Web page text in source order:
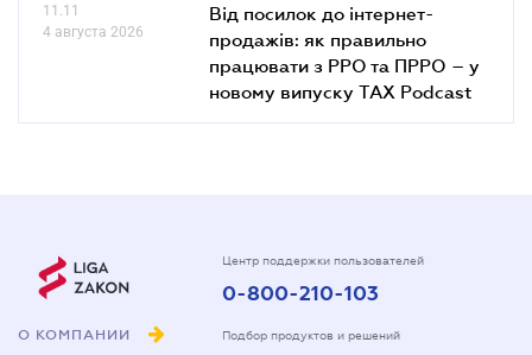
11.11
4 августа 2026
Від посилок до інтернет-
продажів: як правильно
працювати з РРО та ПРРО – у
новому випуску TAX Podcast
О КОМПАНИИ
Центр поддержки пользователей
0-800-210-103
Подбор продуктов и решений